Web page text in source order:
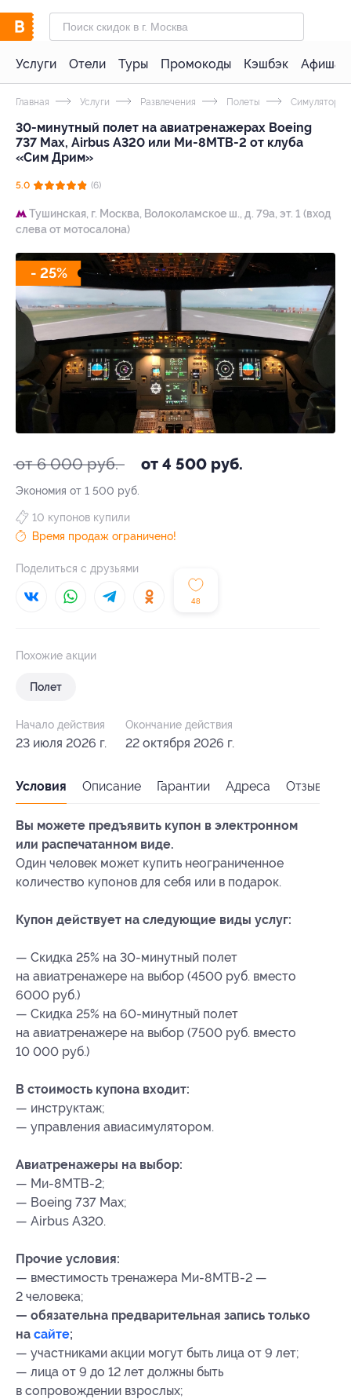
Услуги Отели Туры Промокоды Кэшбэк Афиша
Главная Услуги Развлечения Полеты Симулятор
30-минутный полет на авиатренажерах Boeing
737 Max, Airbus A320 или Ми-8МТВ-2 от клуба
«Сим Дрим»
5.0 (6)
Тушинская, г. Москва, Волоколамское ш., д. 79а, эт. 1 (вход
слева от мотосалона)
- 25%
от 6 000 руб. от 4 500 руб.
Экономия от 1 500 руб.
48
10 купонов купили
Время продаж ограничено!
Поделиться с друзьями
Похожие акции
Полет
Начало действия
23 июля 2026 г.
Окончание действия
22 октября 2026 г.
Условия Описание Гарантии Адреса Отзывы
Вы можете предъявить купон в электронном
или распечатанном виде.
Один человек может купить неограниченное
количество купонов для себя или в подарок.
Купон действует на следующие виды услуг:
— Скидка 25% на 30-минутный полет
на авиатренажере на выбор (4500 руб. вместо
6000 руб.)
— Скидка 25% на 60-минутный полет
на авиатренажере на выбор (7500 руб. вместо
10 000 руб.)
В стоимость купона входит:
— инструктаж;
— управления авиасимулятором.
Авиатренажеры на выбор:
— Ми-8МТВ-2;
— Boeing 737 Max;
— Airbus A320.
Прочие условия:
— вместимость тренажера Ми-8МТВ-2 —
2 человека;
— обязательна предварительная запись только
на сайте;
— участниками акции могут быть лица от 9 лет;
— лица от 9 до 12 лет должны быть
в сопровождении взрослых;